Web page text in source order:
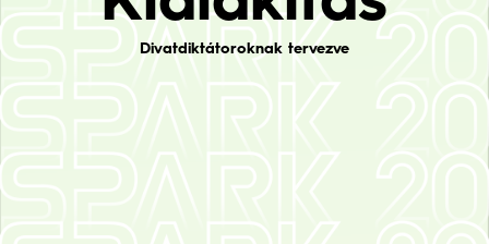
Divatdiktátoroknak tervezve